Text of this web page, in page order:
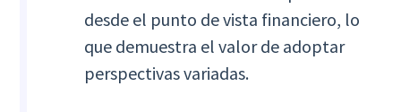
desde el punto de vista financiero, lo
que demuestra el valor de adoptar
perspectivas variadas.